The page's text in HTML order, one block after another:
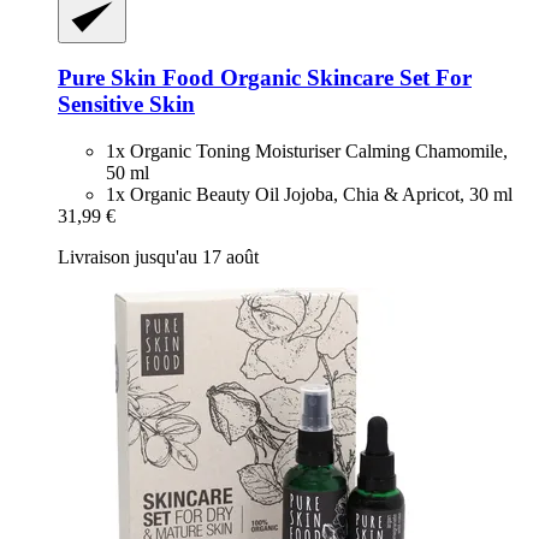
Pure Skin Food Organic Skincare Set For
Sensitive Skin
1x Organic Toning Moisturiser Calming Chamomile,
50 ml
1x Organic Beauty Oil Jojoba, Chia & Apricot, 30 ml
31,99 €
Livraison jusqu'au 17 août